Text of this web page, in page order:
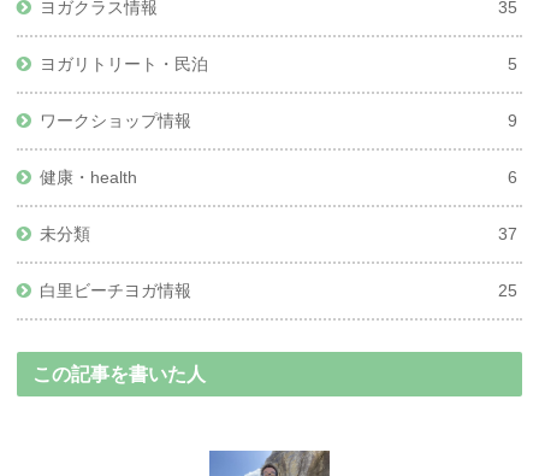
ヨガクラス情報 35
ヨガリトリート・民泊 5
ワークショップ情報 9
健康・health 6
未分類 37
白里ビーチヨガ情報 25
この記事を書いた人